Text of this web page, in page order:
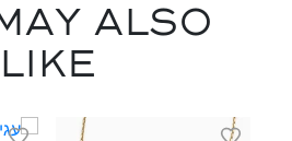
also
like